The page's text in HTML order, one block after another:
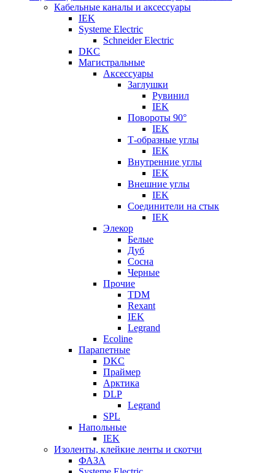
Кабельные каналы и аксессуары
IEK
Systeme Electric
Schneider Electric
DKC
Магистральные
Аксессуары
Заглушки
Рувинил
IEK
Повороты 90°
IEK
Т-образные углы
IEK
Внутренние углы
IEK
Внешние углы
IEK
Соединители на стык
IEK
Элекор
Белые
Дуб
Сосна
Черные
Прочие
TDM
Rexant
IEK
Legrand
Ecoline
Парапетные
DKC
Праймер
Арктика
DLP
Legrand
SPL
Напольные
IEK
Изоленты, клейкие ленты и скотчи
ФАЗА